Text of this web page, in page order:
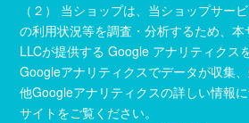
（２） 当ショップは、当ショップサー
の利用状況等を調査・分析するため、
LLCが提供する Google アナリティクス
Googleアナリティクスでデータが収集
他Googleアナリティクスの詳しい情報
サイトをご覧ください。